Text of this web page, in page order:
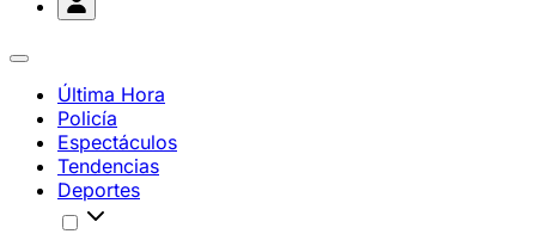
Última Hora
Policía
Espectáculos
Tendencias
Deportes